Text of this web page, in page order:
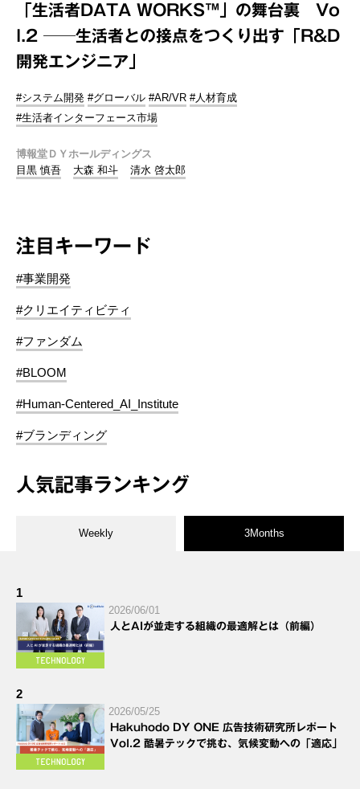
「生活者DATA WORKS™️」の舞台裏 Vo
l.2 ──生活者との接点をつくり出す「R&D
開発エンジニア」
#システム開発 #グローバル #AR/VR #人材育成
#生活者インターフェース市場
博報堂ＤＹホールディングス
目黒 慎吾
大森 和斗 清水 啓太郎
注目キーワード
#事業開発
#クリエイティビティ
#ファンダム
#BLOOM
#Human-Centered_AI_Institute
#ブランディング
人気記事ランキング
Weekly 3Months
1
2026/06/01
人とAIが並走する組織の最適解とは（前編）
2
2026/05/25
Hakuhodo DY ONE 広告技術研究所レポート
Vol.2 酷暑テックで挑む、気候変動への「適応」